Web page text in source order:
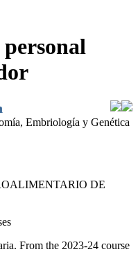
Embriología y Genética
DE
From the 2023-24 course